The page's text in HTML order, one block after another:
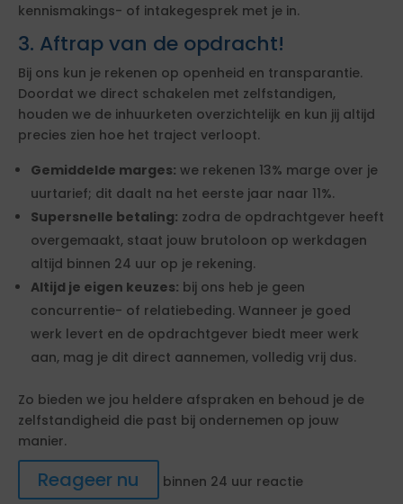
kennismakings- of intakegesprek met je in.
3. Aftrap van de opdracht!
Bij ons kun je rekenen op openheid en transparantie.
Doordat we direct schakelen met zelfstandigen,
houden we de inhuurketen overzichtelijk en kun jij altijd
precies zien hoe het traject verloopt.
Gemiddelde marges: we rekenen 13% marge over je
uurtarief; dit daalt na het eerste jaar naar 11%.
Supersnelle betaling: zodra de opdrachtgever heeft
overgemaakt, staat jouw brutoloon op werkdagen
altijd binnen 24 uur op je rekening.
Altijd je eigen keuzes: bij ons heb je geen
concurrentie- of relatiebeding. Wanneer je goed
werk levert en de opdrachtgever biedt meer werk
aan, mag je dit direct aannemen, volledig vrij dus.
Zo bieden we jou heldere afspraken en behoud je de
zelfstandigheid die past bij ondernemen op jouw
manier.
Reageer nu
binnen 24 uur reactie